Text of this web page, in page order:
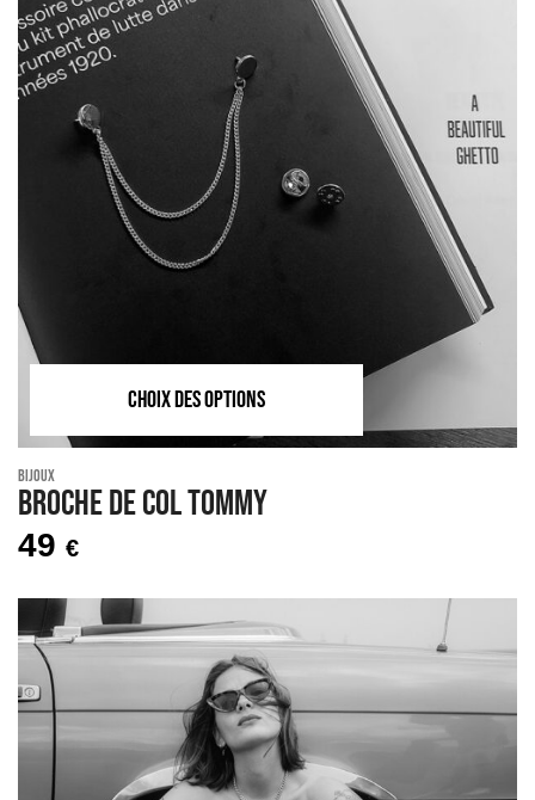
CHOIX DES OPTIONS
Bijoux
Broche de col TOMMY
49 €